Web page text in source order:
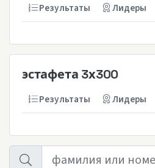
Результаты Лидеры
эстафета 3х300
Результаты Лидеры